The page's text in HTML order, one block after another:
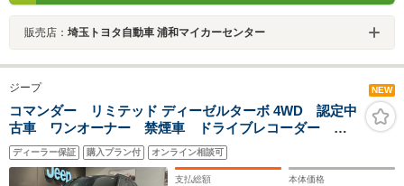
販売店： 埼玉トヨタ自動車 浦和マイカーセンター
ジープ NEW
コマンダー リミテッド ディーゼルターボ 4WD 認定中
古車 ワンオーナー 禁煙車 ドライブレコーダー
サンルーフ レザーシート ハンドルヒーター アップ
ルカープレイ
ディーラー保証 購入プラン付 オンライン相談可
支払総額 本体価格